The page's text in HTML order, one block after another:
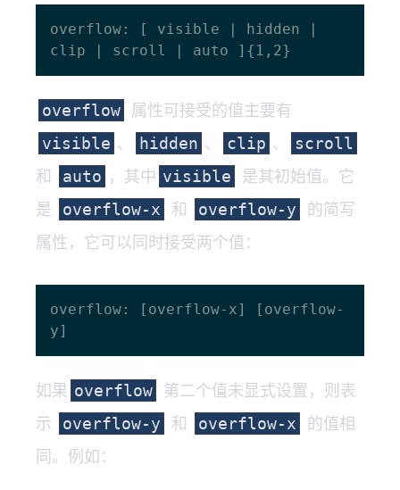
overflow: [ visible | hidden |
overflow 属性可接受的值主要有
visible 、 hidden 、 clip 、 scroll
和 auto ，其中 visible
是其初始值。它
是
overflow-x 和 overflow-y
的简写
属性，它可以同时接受两个值：
overflow: [overflow-x] [overflow-
如果 overflow
第二个值未显式设置，则表
示
overflow-y 和 overflow-x
的值相
同。例如：